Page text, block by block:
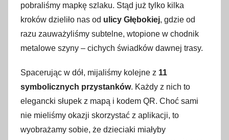
pobraliśmy mapkę szlaku. Stąd już tylko kilka
kroków dzieliło nas od ulicy Głębokiej, gdzie od
razu zauważyliśmy subtelne, wtopione w chodnik
metalowe szyny – cichych świadków dawnej trasy.
Spacerując w dół, mijaliśmy kolejne z 11
symbolicznych przystanków. Każdy z nich to
elegancki słupek z mapą i kodem QR. Choć sami
nie mieliśmy okazji skorzystać z aplikacji, to
wyobrażamy sobie, że dzieciaki miałyby